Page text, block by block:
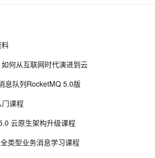
实现消费幂等
：手把手带你玩转mqtt
2022-08｜v0.11：MQTT 5.0 +
何从互联网时代演进到云
息队列RocketMQ 5.0版
课程
云原生架构升级课程
类型业务消息学习课程